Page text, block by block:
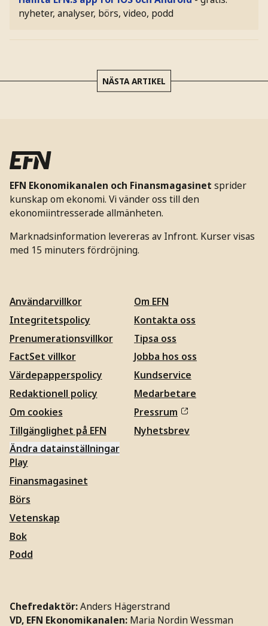
nyheter, analyser, börs, video, podd
NÄSTA ARTIKEL
EFN Ekonomikanalen och Finansmagasinet sprider
kunskap om ekonomi. Vi vänder oss till den
ekonomiintresserade allmänheten.
Marknadsinformation levereras av Infront. Kurser visas
med 15 minuters fördröjning.
Användarvillkor
Integritetspolicy
Prenumerationsvillkor
FactSet villkor
Värdepapperspolicy
Redaktionell policy
Om cookies
Tillgänglighet på EFN
Ändra datainställningar
Om EFN
Kontakta oss
Tipsa oss
Jobba hos oss
Kundservice
Medarbetare
Pressrum
Nyhetsbrev
Play
Finansmagasinet
Börs
Vetenskap
Bok
Podd
Chefredaktör:Anders Hägerstrand
VD, EFN Ekonomikanalen: Maria Nordin Wessman